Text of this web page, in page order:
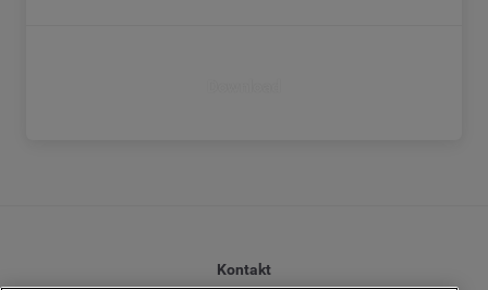
Kontakt